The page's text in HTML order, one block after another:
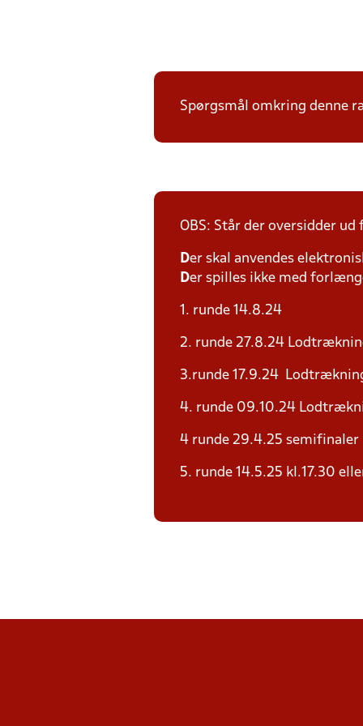
Spørgsmål omkring denne
OBS: Står der oversidder
Der skal anvendes
Der spilles ikke med
1. runde 14.8.24
2. runde 27.8.24
3.runde 17.9.24
4. runde 09.10.24
4 runde 29.4.25 semifinaler
5. runde 14.5.25 kl.17.30